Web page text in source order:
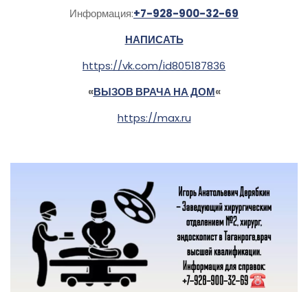
Информация:+7-928-900-32-69
НАПИСАТЬ
https://vk.com/id805187836
«ВЫЗОВ ВРАЧА НА ДОМ«
https://max.ru